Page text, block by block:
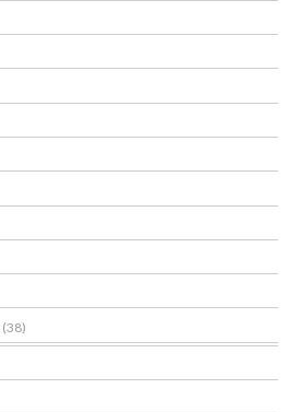
(38)